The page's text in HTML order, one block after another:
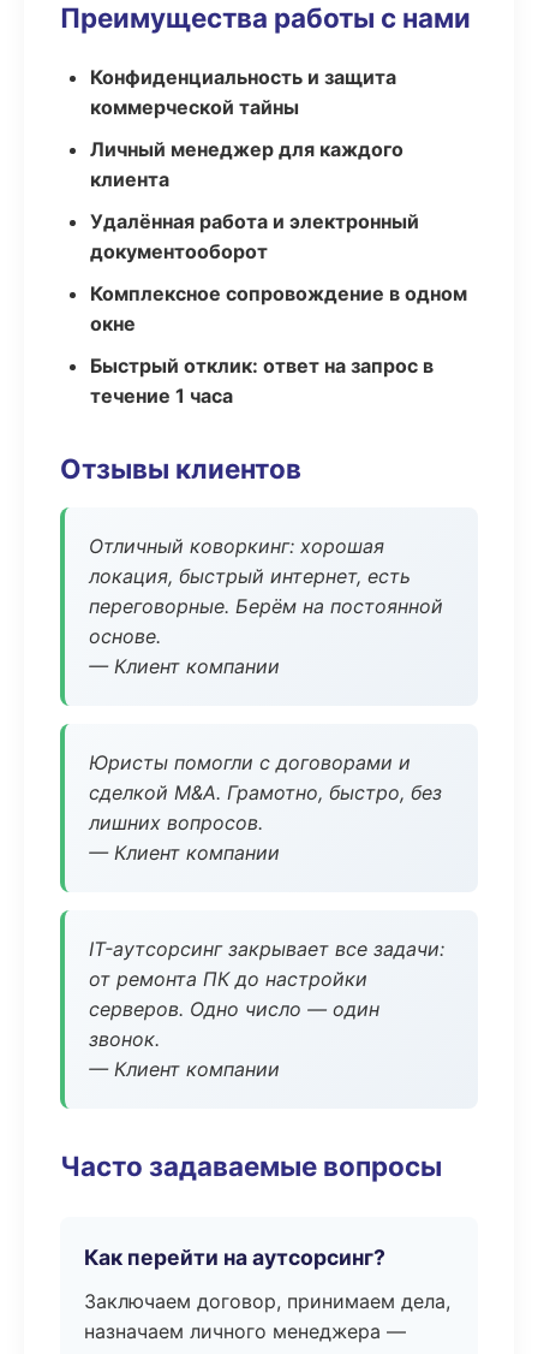
Преимущества работы с нами
Конфиденциальность и защита
коммерческой тайны
Личный менеджер для каждого
клиента
Удалённая работа и электронный
документооборот
Комплексное сопровождение в одном
окне
Быстрый отклик: ответ на запрос в
течение 1 часа
Отзывы клиентов
Отличный коворкинг: хорошая
локация, быстрый интернет, есть
переговорные. Берём на постоянной
основе.
— Клиент компании
Юристы помогли с договорами и
сделкой M&A. Грамотно, быстро, без
лишних вопросов.
— Клиент компании
IT-аутсорсинг закрывает все задачи:
от ремонта ПК до настройки
серверов. Одно число — один
звонок.
— Клиент компании
Часто задаваемые вопросы
Как перейти на аутсорсинг?
Заключаем договор, принимаем дела,
назначаем личного менеджера —